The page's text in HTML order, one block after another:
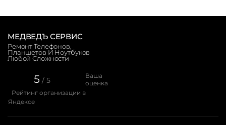
МЕДВЕДЪ СЕРВИС
Ремонт Телефонов,
Планшетов И Ноутбуков
Любой Сложности
5 / 5
Ваша
оценка
Рейтинг организации в
Яндексе